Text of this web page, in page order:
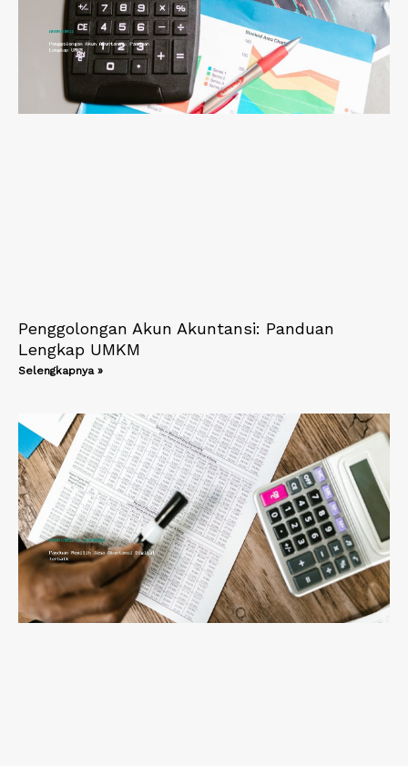
Penggolongan Akun Akuntansi: Panduan
Lengkap UMKM
Selengkapnya »